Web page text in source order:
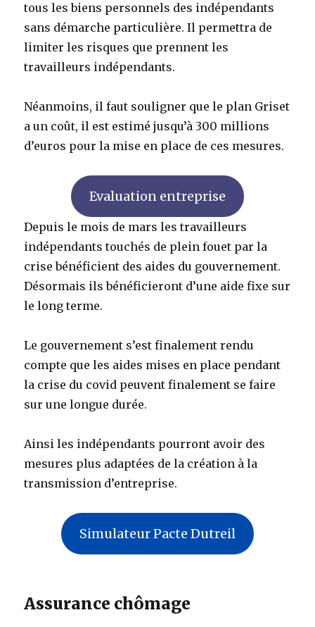
tous les biens personnels des indépendants
sans démarche particulière. Il permettra de
limiter les risques que prennent les
travailleurs indépendants.
Néanmoins, il faut souligner que le plan Griset
a un coût, il est estimé jusqu’à 300 millions
d’euros pour la mise en place de ces mesures.
Evaluation entreprise
Depuis le mois de mars les travailleurs
indépendants touchés de plein fouet par la
crise bénéficient des aides du gouvernement.
Désormais ils bénéficieront d’une aide fixe sur
le long terme.
Le gouvernement s’est finalement rendu
compte que les aides mises en place pendant
la crise du covid peuvent finalement se faire
sur une longue durée.
Ainsi les indépendants pourront avoir des
mesures plus adaptées de la création à la
transmission d’entreprise.
Simulateur Pacte Dutreil
Assurance chômage